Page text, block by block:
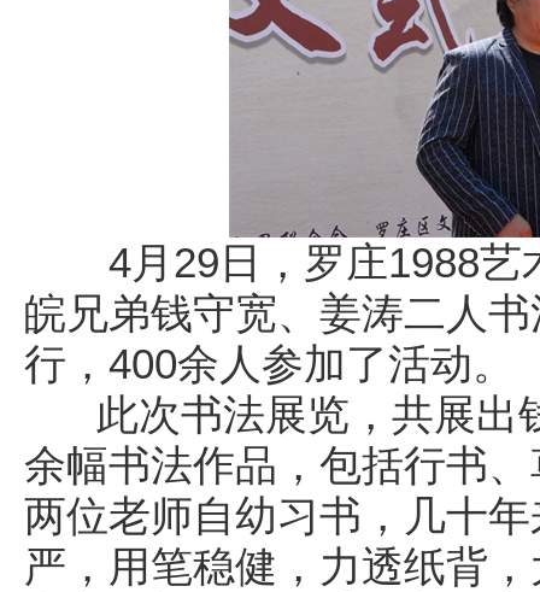
4月29日，罗庄1988艺
皖兄弟钱守宽、姜涛二人
行，400余人参加了活动。
此次书法展览，共展出
余幅书法作品，包括行书
两位老师自幼习书，几十
严，用笔稳健，力透纸背